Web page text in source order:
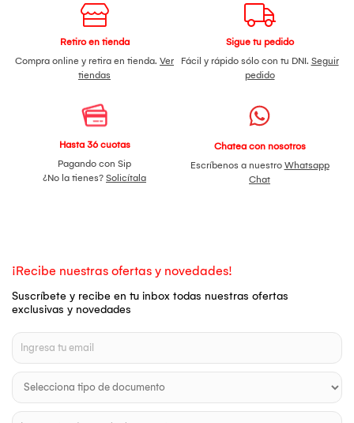
Retiro en tienda
Compra online y retira en tienda. Ver
tiendas
Sigue tu pedido
Fácil y rápido sólo con tu DNI. Seguir
pedido
Hasta 36 cuotas
Pagando con Sip
¿No la tienes? Solicítala
Chatea con nosotros
Escríbenos a nuestro Whatsapp
Chat
¡Recibe nuestras ofertas y novedades!
Suscríbete y recibe en tu inbox todas nuestras ofertas
exclusivas y novedades